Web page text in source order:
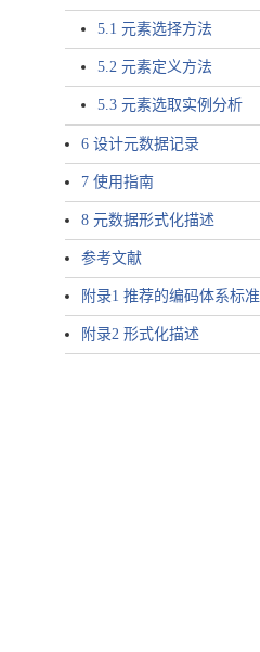
5.1 元素选择方法
5.2 元素定义方法
5.3 元素选取实例分析
6 设计元数据记录
7 使用指南
8 元数据形式化描述
参考文献
附录1 推荐的编码体系标准
附录2 形式化描述